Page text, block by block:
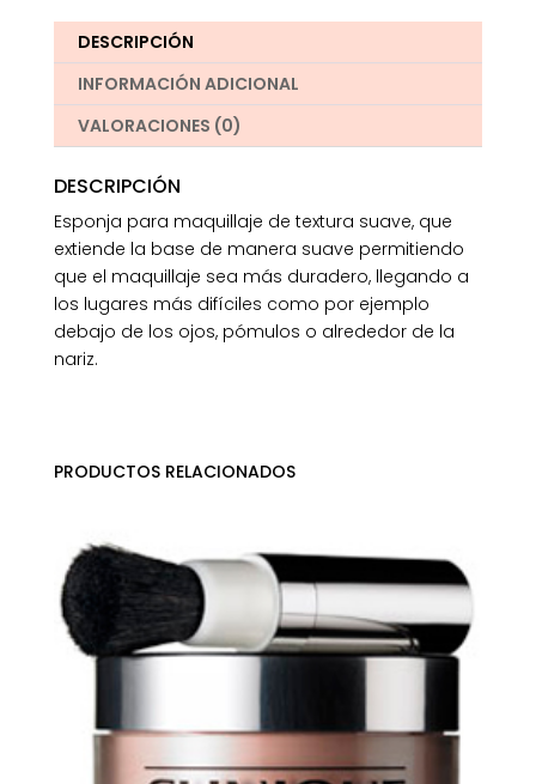
DESCRIPCIÓN
INFORMACIÓN ADICIONAL
VALORACIONES (0)
DESCRIPCIÓN
Esponja para maquillaje de textura suave, que
extiende la base de manera suave permitiendo
que el maquillaje sea más duradero, llegando a
los lugares más difíciles como por ejemplo
debajo de los ojos, pómulos o alrededor de la
nariz.
PRODUCTOS RELACIONADOS